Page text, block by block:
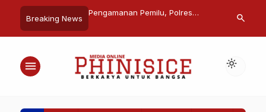
Breaking News
melakukannya
Pengamanan Pemilu, Polres
Sispamkota Operasi Mantap Brata
LMK STIMI
Siswa
search
menu light_mode